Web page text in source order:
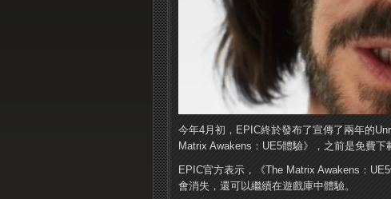
今年4月初，EPIC終於發布了宣傳了兩年的
Matrix Awakens：UE5體驗》，之前是免費下
EPIC官方表示，《The Matrix Awakens：
會消失，還可以繼續在遊戲庫中體驗。